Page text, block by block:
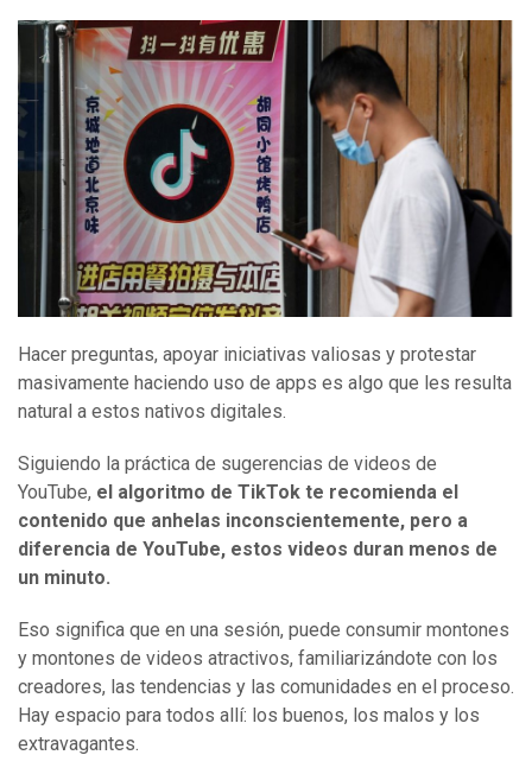
Hacer preguntas, apoyar iniciativas valiosas y protestar
masivamente haciendo uso de apps es algo que les resulta
natural a estos nativos digitales.
Siguiendo la práctica de sugerencias de videos de
YouTube, el algoritmo de TikTok te recomienda el
contenido que anhelas inconscientemente, pero a
diferencia de YouTube, estos videos duran menos de
un minuto.
Eso significa que en una sesión, puede consumir montones
y montones de videos atractivos, familiarizándote con los
creadores, las tendencias y las comunidades en el proceso.
Hay espacio para todos allí: los buenos, los malos y los
extravagantes.